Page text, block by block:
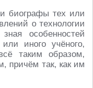
биографы тех или
о технологии
особенностей
иного учёного,
таким образом,
причём так, как им